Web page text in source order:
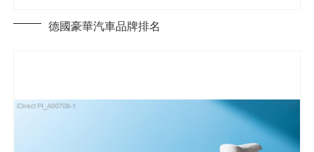
德國豪華汽車品牌排名